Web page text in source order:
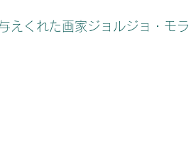
えくれた画家ジョルジョ・モ